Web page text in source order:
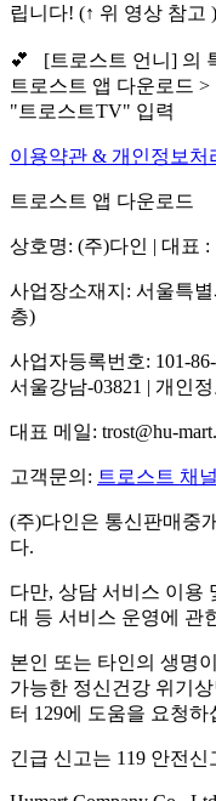
립니다! (↑ 위 영상 참고
💕 [트로스트 언니] 의
트로스트 앱 다운로드
"트로스트TV" 입력
이용약관 & 개인정보처
트로스트 앱 다운로드
상호명: (주)다인 | 대표 :
사업장소재지: 서울특
층)
사업자등록번호: 101-
서울강남-03821 | 개인
대표 메일: trost@hu-
고객문의: 트로스트 채
(주)다인은 통신판매중
다.
다만, 상담 서비스 이용
대 등 서비스 운영에 관
본인 또는 타인의 생명
가능한 정신건강 위기
터 129에 도움을 요청하
긴급 신고는 119 안전